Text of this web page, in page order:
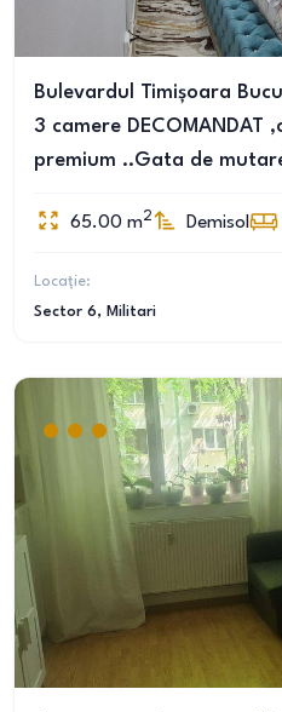
Bulevardul Timișoara
3 camere
premium ..Gata de
65.00 m2 Demisol
Locație:
Sector 6, Militari